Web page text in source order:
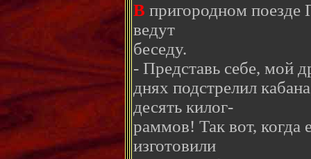
В пригородном поезде
ведут
беседу.
- Представь себе, мой
днях подстрелил
десять килог-
раммов! Так вот, когда
изготовили